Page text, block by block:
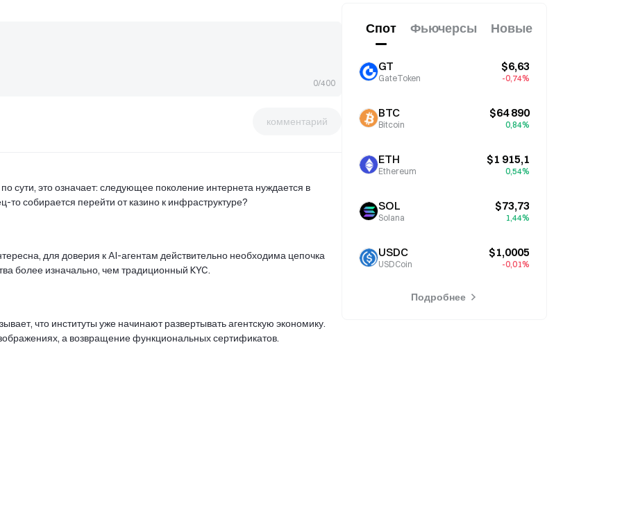
0/400
комментарий
сути, это означает: следующее поколение интернета нуждается в
собирается перейти от казино к инфраструктуре?
для доверия к AI-агентам действительно необходима цепочка
более изначально, чем традиционный KYC.
что институты уже начинают развертывать агентскую экономику.
а возвращение функциональных сертификатов.
Спот Фьючерсы Новые
GT
GateToken
$6,63
-0,74%
BTC
Bitcoin
$64 890
0,84%
ETH
Ethereum
$1 915,1
0,54%
SOL
Solana
$73,73
1,44%
USDC
USDCoin
$1,0005
-0,01%
Подробнее